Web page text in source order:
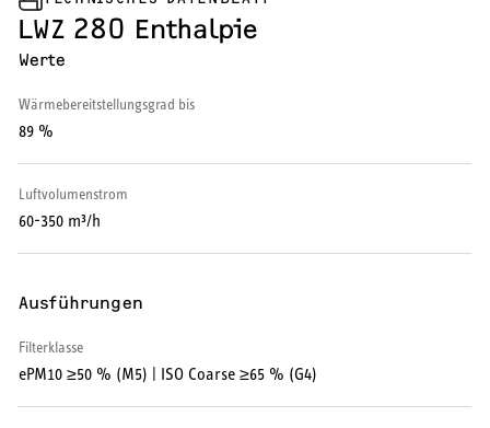
Wärmepumpe
Puffer- und Trinkwarmwasserspeicher
Regelung / Energiemanagement
LWZ 280 Enthalpie
Werte
Wärmebereitstellungsgrad bis
89 %
Luftvolumenstrom
60-350 m³/h
Ausführungen
Filterklasse
ePM10 ≥50 % (M5) | ISO Coarse ≥65 % (G4)